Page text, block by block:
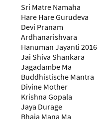
Sri Matre Namaha
Hare Hare Gurudeva
Devi Pranam
Ardhanarishvara
Hanuman Jayanti 2016
Jai Shiva Shankara
Jagadambe Ma
Buddhistische Mantra
Divine Mother
Krishna Gopala
Jaya Durage
Bhaja Mana Ma